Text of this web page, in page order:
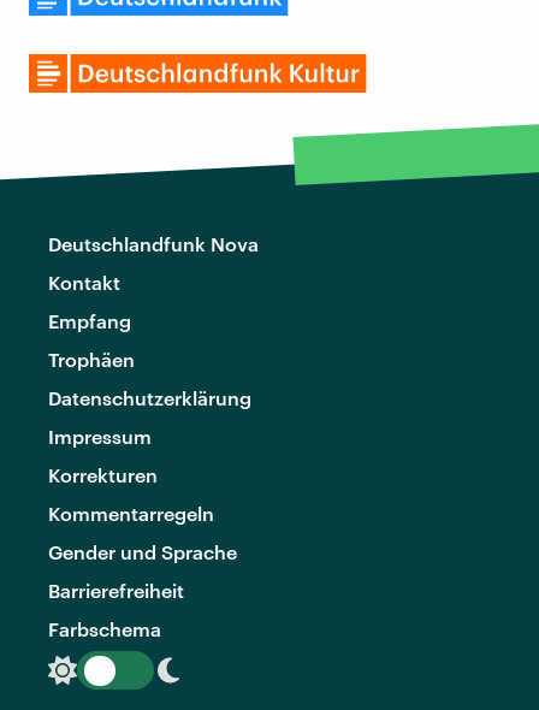
Deutschlandfunk Nova
Kontakt
Empfang
Trophäen
Datenschutzerklärung
Impressum
Korrekturen
Kommentarregeln
Gender und Sprache
Barrierefreiheit
Farbschema